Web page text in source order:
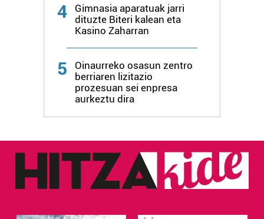
4
Gimnasia aparatuak jarri
dituzte Biteri kalean eta
Kasino Zaharran
5
Oinaurreko osasun zentro
berriaren lizitazio
prozesuan sei enpresa
aurkeztu dira